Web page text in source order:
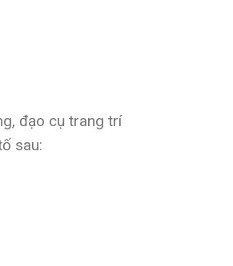
đạo cụ trang trí
sau: